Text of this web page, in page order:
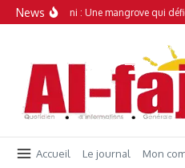
Aller au contenu
News
Simamboini : Une mangrove qui
Accueil Le journal Mon